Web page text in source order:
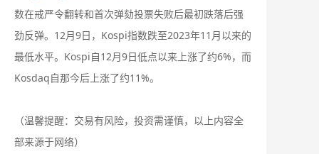
数在戒严令翻转和首次弹劾投票失败后最初跌落后强
劲反弹。12月9日，Kospi指数跌至2023年11月以来的
最低水平。Kospi自12月9日低点以来上涨了约6%，而
Kosdaq自那今后上涨了约11%。
（温馨提醒：交易有风险，投资需谨慎，以上内容全
部来源于网络）